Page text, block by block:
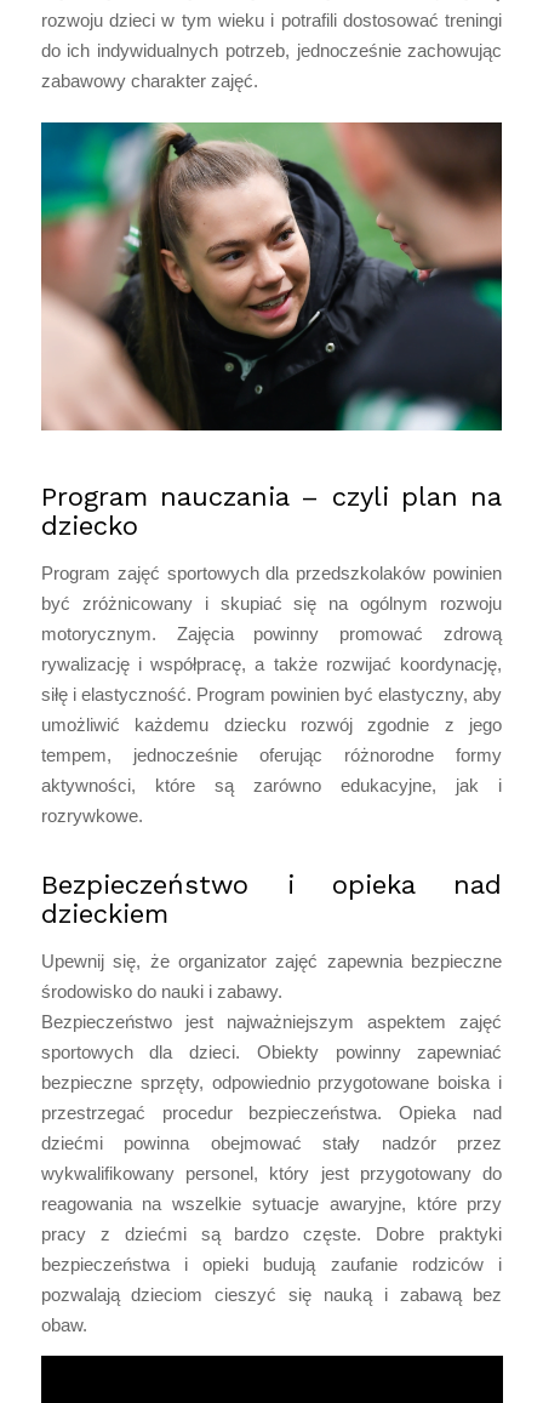
rozwoju dzieci w tym wieku i potrafili dostosować treningi
do ich indywidualnych potrzeb, jednocześnie zachowując
zabawowy charakter zajęć.
Program nauczania – czyli plan na
dziecko
Program zajęć sportowych dla przedszkolaków powinien
być zróżnicowany i skupiać się na ogólnym rozwoju
motorycznym. Zajęcia powinny promować zdrową
rywalizację i współpracę, a także rozwijać koordynację,
siłę i elastyczność. Program powinien być elastyczny, aby
umożliwić każdemu dziecku rozwój zgodnie z jego
tempem, jednocześnie oferując różnorodne formy
aktywności, które są zarówno edukacyjne, jak i
rozrywkowe.
Bezpieczeństwo i opieka nad
dzieckiem
Upewnij się, że organizator zajęć zapewnia bezpieczne
środowisko do nauki i zabawy.
Bezpieczeństwo jest najważniejszym aspektem zajęć
sportowych dla dzieci. Obiekty powinny zapewniać
bezpieczne sprzęty, odpowiednio przygotowane boiska i
przestrzegać procedur bezpieczeństwa. Opieka nad
dziećmi powinna obejmować stały nadzór przez
wykwalifikowany personel, który jest przygotowany do
reagowania na wszelkie sytuacje awaryjne, które przy
pracy z dziećmi są bardzo częste. Dobre praktyki
bezpieczeństwa i opieki budują zaufanie rodziców i
pozwalają dzieciom cieszyć się nauką i zabawą bez
obaw.